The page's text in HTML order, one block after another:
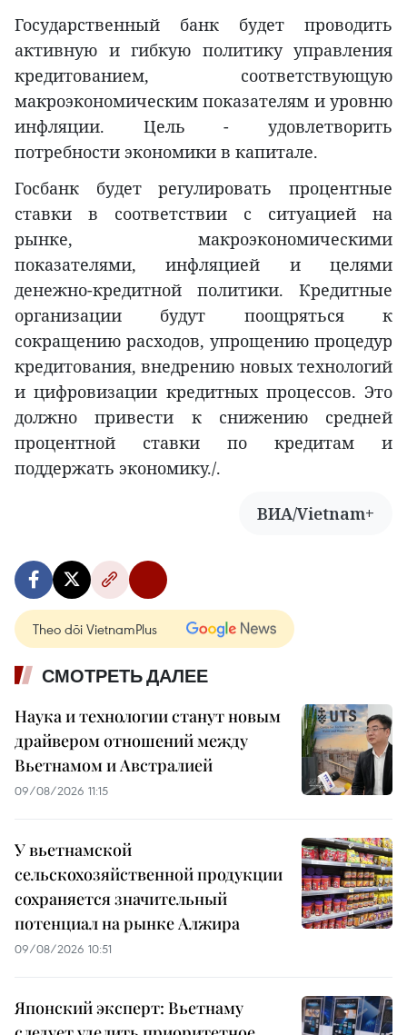
Государственный банк будет проводить
активную и гибкую политику управления
кредитованием, соответствующую
макроэкономическим показателям и уровню
инфляции. Цель - удовлетворить
потребности экономики в капитале.
Госбанк будет регулировать процентные
ставки в соответствии с ситуацией на
рынке, макроэкономическими
показателями, инфляцией и целями
денежно-кредитной политики. Кредитные
организации будут поощряться к
сокращению расходов, упрощению процедур
кредитования, внедрению новых технологий
и цифровизации кредитных процессов. Это
должно привести к снижению средней
процентной ставки по кредитам и
поддержать экономику./.
ВИА/Vietnam+
Theo dõi VietnamPlus
СМОТРЕТЬ ДАЛЕЕ
Наука и технологии станут новым
драйвером отношений между
Вьетнамом и Австралией
09/08/2026 11:15
У вьетнамской
сельскохозяйственной продукции
сохраняется значительный
потенциал на рынке Алжира
09/08/2026 10:51
Японский эксперт: Вьетнаму